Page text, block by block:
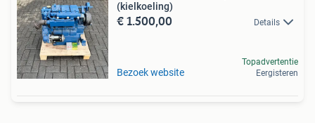
(kielkoeling)
€ 1.500,00 Details
Bezoek website
Topadvertentie
Eergisteren